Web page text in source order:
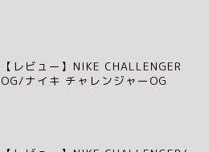
【レビュー】NIKE CHALLENGER
OG/ナイキ チャレンジャーOG